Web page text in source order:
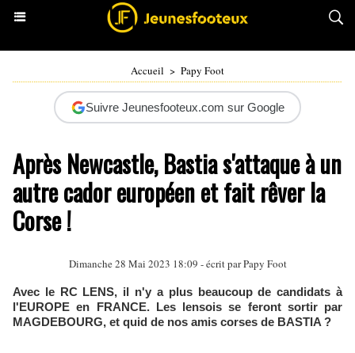
Accueil > Papy Foot
Suivre Jeunesfooteux.com sur Google
Après Newcastle, Bastia s'attaque à un
autre cador européen et fait rêver la
Corse !
Dimanche 28 Mai 2023 18:09 - écrit parPapy Foot
Avec le RC LENS, il n'y a plus beaucoup de candidats à
l'EUROPE en FRANCE. Les lensois se feront sortir par
MAGDEBOURG, et quid de nos amis corses de BASTIA ?